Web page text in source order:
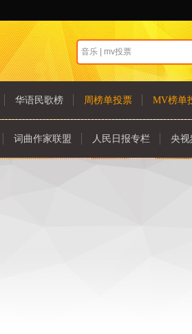
华语民歌榜 周榜单投票 MV榜单
词曲作家联盟 人民日报专栏 央视